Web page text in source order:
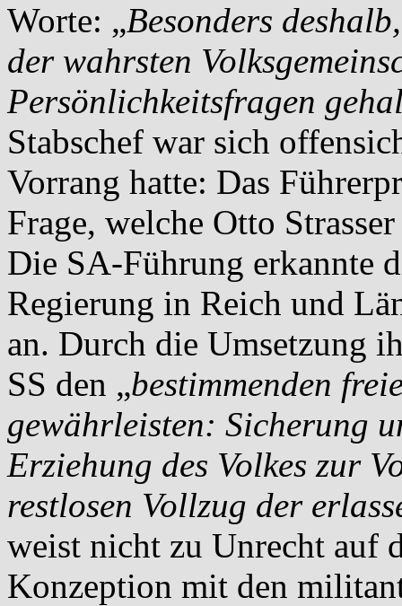
Worte: „Besonders
der wahrsten
Persönlichkeitsfragen
Stabschef war sich
Vorrang hatte: Das
Frage, welche Otto
Die SA-Führung erkannte
Regierung in Reich und
an. Durch die Umsetzung
SS den „bestimmenden
gewährleisten: Sicherung
Erziehung des Volkes zur
restlosen Vollzug der
weist nicht zu Unrecht auf
Konzeption mit den